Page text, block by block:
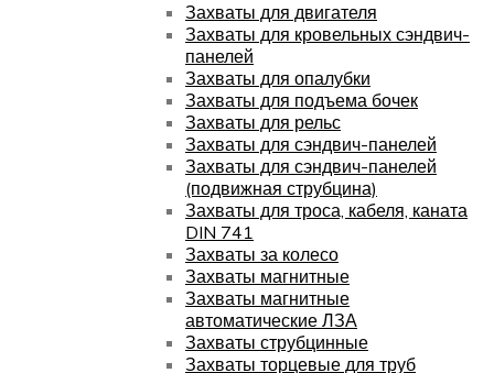
Захваты для двигателя
Захваты для кровельных сэндвич-
панелей
Захваты для опалубки
Захваты для подъема бочек
Захваты для рельс
Захваты для сэндвич-панелей
Захваты для сэндвич-панелей
(подвижная струбцина)
Захваты для троса, кабеля, каната
DIN 741
Захваты за колесо
Захваты магнитные
Захваты магнитные
автоматические ЛЗА
Захваты струбцинные
Захваты торцевые для труб